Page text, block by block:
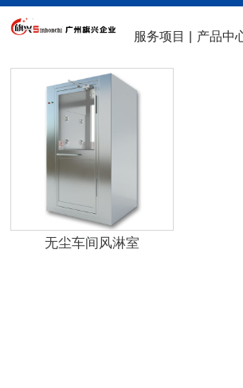
服务项目 产品中
无尘车间风淋室